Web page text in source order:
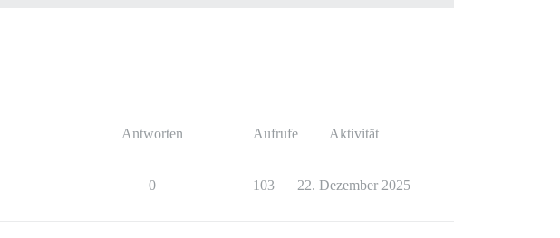
Antworten Aufrufe Aktivität
0 103 22. Dezember 2025